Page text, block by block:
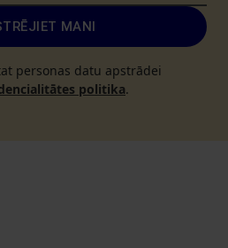
MANI
personas datu apstrādei
politika.